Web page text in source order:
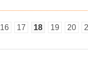
16 17 18 19 20